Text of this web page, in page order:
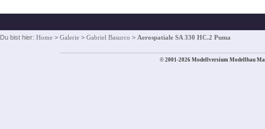
Du bist hier: Home > Galerie > Gabriel Basurco > Aerospatiale SA 330 HC.2 Puma
© 2001-2026 Modellversium Modellbau